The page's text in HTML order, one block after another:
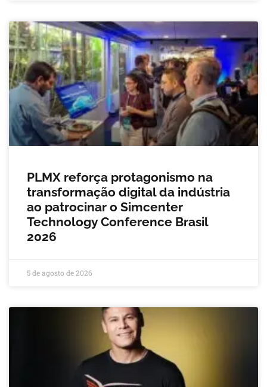
PLMX reforça protagonismo na
transformação digital da indústria
ao patrocinar o Simcenter
Technology Conference Brasil
2026
5 de agosto de 2026